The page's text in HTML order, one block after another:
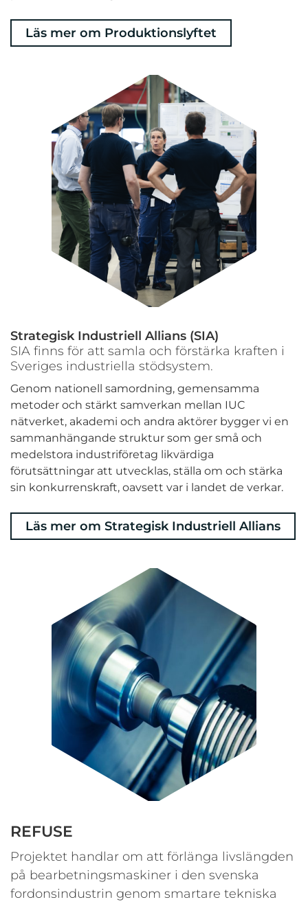
Läs mer om Produktionslyftet
Strategisk Industriell Allians (SIA)
SIA finns för att samla och förstärka kraften i
Sveriges industriella stödsystem.
Genom nationell samordning, gemensamma
metoder och stärkt samverkan mellan IUC
nätverket, akademi och andra aktörer bygger vi en
sammanhängande struktur som ger små och
medelstora industriföretag likvärdiga
förutsättningar att utvecklas, ställa om och stärka
sin konkurrenskraft, oavsett var i landet de verkar.
Läs mer om Strategisk Industriell Allians
REFUSE
Projektet handlar om att förlänga livslängden
på bearbetningsmaskiner i den svenska
fordonsindustrin genom smartare tekniska